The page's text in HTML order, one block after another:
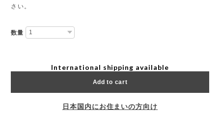
さい。
数量
International shipping available
Add to cart
日本国内にお住まいの方向け